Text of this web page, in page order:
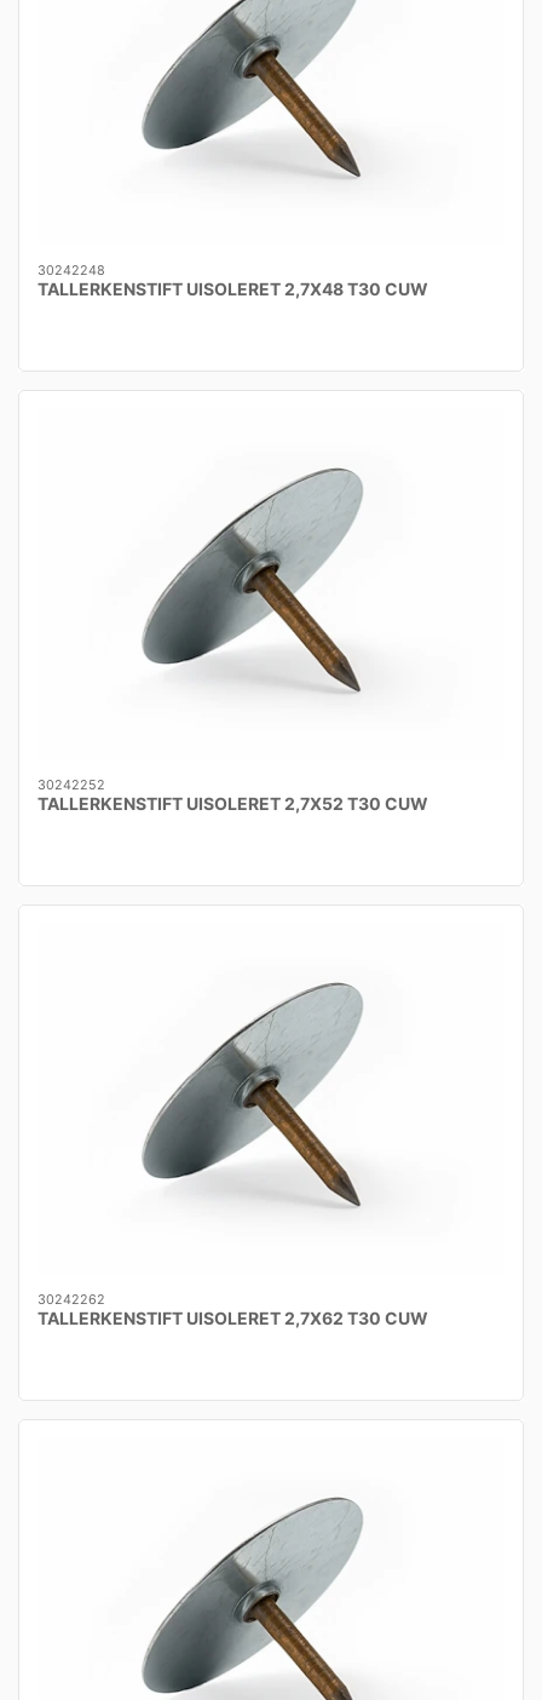
30242248
TALLERKENSTIFT UISOLERET 2,7X48 T30 CUW
30242252
TALLERKENSTIFT UISOLERET 2,7X52 T30 CUW
30242262
TALLERKENSTIFT UISOLERET 2,7X62 T30 CUW